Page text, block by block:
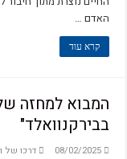
האדם …
קרא עוד
המבוא למחזה של
בבירקנוואלד"
08/02/2025 דרכו של